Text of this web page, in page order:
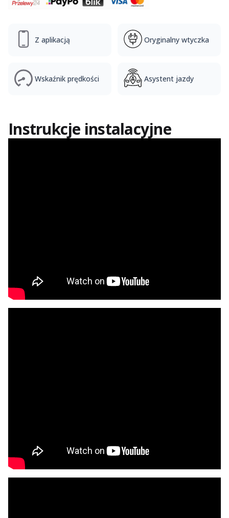
Z aplikacją Oryginalny wtyczka
Wskaźnik prędkości Asystent jazdy
Instrukcje instalacyjne